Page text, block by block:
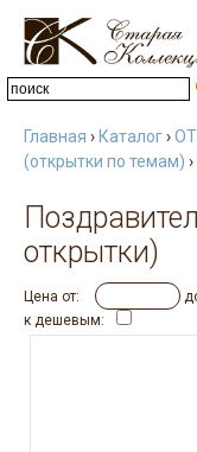
Главная › Каталог›
(открытки по темам)
открытки)
Цена от:
к дешевым: